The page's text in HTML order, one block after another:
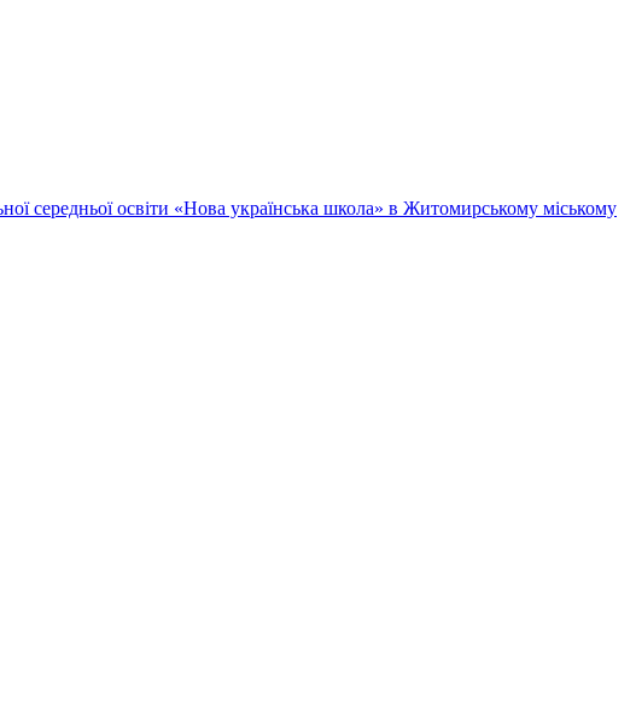
середньої освіти «Нова українська школа» в Житомирському міському